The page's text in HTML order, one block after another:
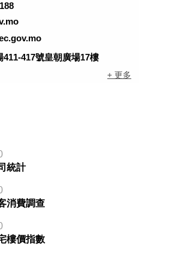
411-417號皇朝廣場17樓
+ 更多
統計
消費調查
樓價指數